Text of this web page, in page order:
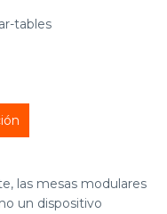
tables
las mesas modulares
un dispositivo